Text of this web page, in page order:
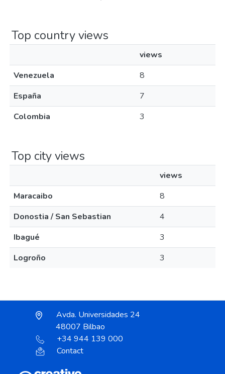
Top country views
views
Venezuela
8
España
7
Colombia
3
Top city views
views
Maracaibo
8
Donostia / San Sebastian
4
Ibagué
3
Logroño
3
Avda. Universidades 24
48007 Bilbao
+34 944 139 000
Contact